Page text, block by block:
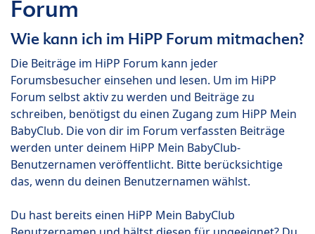
Forum
Wie kann ich im HiPP Forum mitmachen?
Die Beiträge im HiPP Forum kann jeder
Forumsbesucher einsehen und lesen. Um im HiPP
Forum selbst aktiv zu werden und Beiträge zu
schreiben, benötigst du einen Zugang zum HiPP Mein
BabyClub. Die von dir im Forum verfassten Beiträge
werden unter deinem HiPP Mein BabyClub-
Benutzernamen veröffentlicht. Bitte berücksichtige
das, wenn du deinen Benutzernamen wählst.
Du hast bereits einen HiPP Mein BabyClub